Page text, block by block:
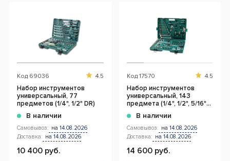
Код 69036 4.5
Набор инструментов
универсальный, 77
предметов (1/4", 1/2" DR)
В наличии
Самовывоз: на 14.08.2026
Доставка: на 14.08.2026
10 400 руб.
Код 17570 4.5
Набор инструментов
универсальный, 143
предмета (1/4", 1/2", 5/16"
В наличии
Самовывоз: на 14.08.2026
Доставка: на 14.08.2026
14 600 руб.